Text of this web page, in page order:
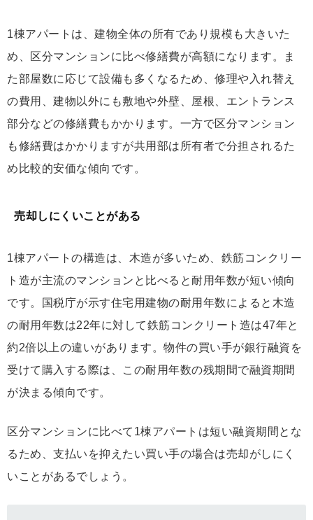
1棟アパートは、建物全体の所有であり規模も大きいた
め、区分マンションに比べ修繕費が高額になります。ま
た部屋数に応じて設備も多くなるため、修理や入れ替え
の費用、建物以外にも敷地や外壁、屋根、エントランス
部分などの修繕費もかかります。一方で区分マンション
も修繕費はかかりますが共用部は所有者で分担されるた
め比較的安価な傾向です。
売却しにくいことがある
1棟アパートの構造は、木造が多いため、鉄筋コンクリー
ト造が主流のマンションと比べると耐用年数が短い傾向
です。国税庁が示す住宅用建物の耐用年数によると木造
の耐用年数は22年に対して鉄筋コンクリート造は47年と
約2倍以上の違いがあります。物件の買い手が銀行融資を
受けて購入する際は、この耐用年数の残期間で融資期間
が決まる傾向です。
区分マンションに比べて1棟アパートは短い融資期間とな
るため、支払いを抑えたい買い手の場合は売却がしにく
いことがあるでしょう。